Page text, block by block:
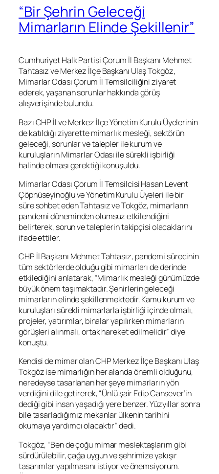
“Bir Şehrin Geleceği
Mimarların Elinde Şekillenir”
Cumhuriyet Halk Partisi Çorum İl Başkanı Mehmet
Tahtasız ve Merkez İlçe Başkanı Ulaş Tokgöz,
Mimarlar Odası Çorum İl Temsilciliğini ziyaret
ederek, yaşanan sorunlar hakkında görüş
alışverişinde bulundu.
Bazı CHP İl ve Merkez İlçe Yönetim Kurulu Üyelerinin
de katıldığı ziyarette mimarlık mesleği, sektörün
geleceği, sorunlar ve talepler ile kurum ve
kuruluşların Mimarlar Odası ile sürekli işbirliği
halinde olması gerektiği konuşuldu.
Mimarlar Odası Çorum İl Temsilcisi Hasan Levent
Çöphüseyinoğlu ve Yönetim Kurulu Üyeleri ile bir
süre sohbet eden Tahtasız ve Tokgöz, mimarların
pandemi döneminden olumsuz etkilendiğini
belirterek, sorun ve taleplerin takipçisi olacaklarını
ifade ettiler.
CHP İl Başkanı Mehmet Tahtasız, pandemi sürecinin
tüm sektörlerde olduğu gibi mimarları de derinde
etkilediğini anlatarak, “Mimarlık mesleği günümüzde
büyük önem taşımaktadır. Şehirlerin geleceği
mimarların elinde şekillenmektedir. Kamu kurum ve
kuruluşları sürekli mimarlarla işbirliği içinde olmalı,
projeler, yatırımlar, binalar yapılırken mimarların
görüşleri alınmalı, ortak hareket edilmelidir” diye
konuştu.
Kendisi de mimar olan CHP Merkez İlçe Başkanı Ulaş
Tokgöz ise mimarlığın her alanda önemli olduğunu,
neredeyse tasarlanan her şeye mimarların yön
verdiğini dile getirerek, “Ünlü şair Edip Cansever’in
dediği gibi insan yaşadığı yere benzer. Yüzyıllar sonra
bile tasarladığımız mekanlar ülkenin tarihini
okumaya yardımcı olacaktır” dedi.
Tokgöz, “Ben de çoğu mimar meslektaşlarım gibi
sürdürülebilir, çağa uygun ve şehrimize yakışır
tasarımlar yapılmasını istiyor ve önemsiyorum.